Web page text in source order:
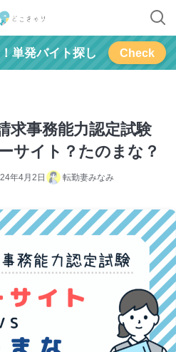
単発バイト探し Check
求事務能力認定試験
サイト？たのまな？
年4月2日 転勤妻みなみ